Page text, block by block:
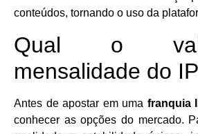
conteúdos, tornando o uso da
Qual o
mensalidade do
Antes de apostar em uma franquia
conhecer as opções do mercado.